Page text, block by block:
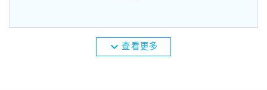
expand_more查看更多